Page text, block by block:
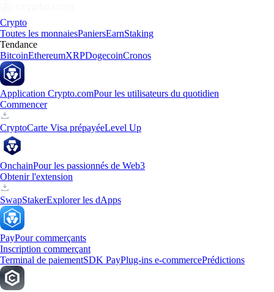
Crypto
Toutes les monnaiesPaniersEarnStaking
Tendance
BitcoinEthereumXRPDogecoinCronos
Application Crypto.comPour les utilisateurs du quotidien
Commencer
CryptoCarte Visa prépayéeLevel Up
OnchainPour les passionnés de Web3
Obtenir l'extension
SwapStakerExplorer les dApps
PayPour commerçants
Inscription commerçant
Terminal de paiementSDK PayPlug-ins e-commercePrédictions